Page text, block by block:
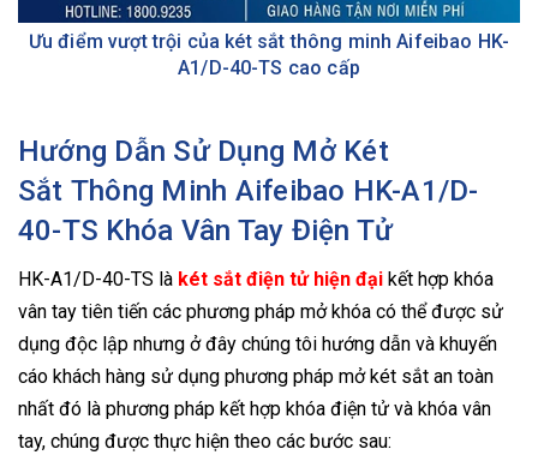
Ưu điểm vượt trội của két sắt thông minh Aifeibao HK-
A1/D-40-TS cao cấp
Hướng Dẫn Sử Dụng Mở Két
Sắt Thông Minh Aifeibao HK-A1/D-
40-TS Khóa Vân Tay Điện Tử
HK-A1/D-40-TS là két sắt điện tử hiện đại kết hợp khóa
vân tay tiên tiến các phương pháp mở khóa có thể được sử
dụng độc lập nhưng ở đây chúng tôi hướng dẫn và khuyến
cáo khách hàng sử dụng phương pháp mở két sắt an toàn
nhất đó là phương pháp kết hợp khóa điện tử và khóa vân
tay, chúng được thực hiện theo các bước sau: